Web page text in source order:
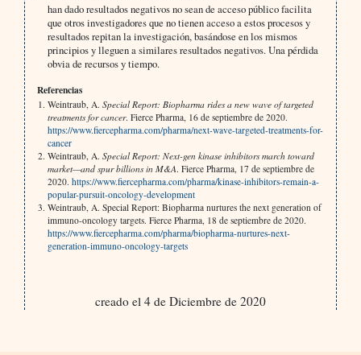
han dado resultados negativos no sean de acceso público facilita
que otros investigadores que no tienen acceso a estos procesos y
resultados repitan la investigación, basándose en los mismos
principios y lleguen a similares resultados negativos. Una pérdida
obvia de recursos y tiempo.
Referencias
Weintraub, A. Special Report: Biopharma rides a new wave of targeted
treatments for cancer. Fierce Pharma, 16 de septiembre de 2020.
https://www.fiercepharma.com/pharma/next-wave-targeted-treatments-for-
cancer
Weintraub, A. Special Report: Next-gen kinase inhibitors march toward
market—and spur billions in M&A. Fierce Pharma, 17 de septiembre de
2020. https://www.fiercepharma.com/pharma/kinase-inhibitors-remain-a-
popular-pursuit-oncology-development
Weintraub, A. Special Report: Biopharma nurtures the next generation of
immuno-oncology targets. Fierce Pharma, 18 de septiembre de 2020.
https://www.fiercepharma.com/pharma/biopharma-nurtures-next-
generation-immuno-oncology-targets
creado el 4 de Diciembre de 2020